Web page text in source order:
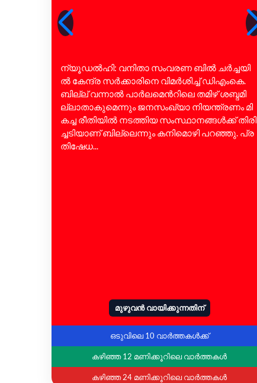
ന്യൂ​ഡ​ൽ​ഹി: വ​നി​താ സം​വ​ര​ണ ബി​ൽ ച​ർ​ച്ച​യി​
ൽ കേ​ന്ദ്ര സ​ർ​ക്കാ​രി​നെ വി​മ​ർ​ശി​ച്ച് ഡി​എം​കെ.
ബി​ല്ല് വ​ന്നാ​ൽ പാ​ർ​ല​മെ​ന്‍റി​ലെ ത​മി​ഴ് ശ​ബ്ദ​മി​
ല്ലാ​താ​കു​മെ​ന്നും ജ​ന​സം​ഖ്യാ നി​യ​ന്ത്ര​ണം മി​
ക​ച്ച രീ​തി​യി​ൽ ന​ട​ത്തി​യ സം​സ്ഥാ​ന​ങ്ങ​ൾ​ക്ക് തി​രി​
ച്ച​ടി​യാ​ണ് ബി​ല്ലെ​ന്നും ക​നി​മൊ​ഴി പ​റ​ഞ്ഞു. പ്ര​
തി​ഷേ​ധ...
മുഴുവൻ വായിക്കുന്നതിന്
ഒടുവിലെ 10 വാർത്തകൾക്ക്
കഴിഞ്ഞ 12 മണിക്കൂറിലെ വാർത്തകൾ
കഴിഞ്ഞ 24 മണിക്കൂറിലെ വാർത്തകൾ